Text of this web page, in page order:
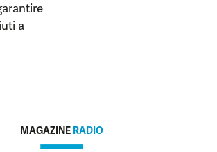
a
MAGAZINE RADIO